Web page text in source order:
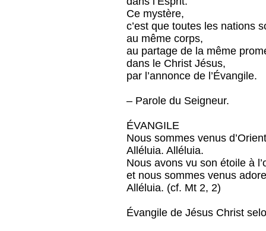
Ce mystère,
c’est que toutes les nations
au même corps,
au partage de la même
dans le Christ Jésus,
par l’annonce de l’Évangile.
– Parole du Seigneur.
ÉVANGILE
Nous sommes venus
Alléluia. Alléluia.
Nous avons vu son étoile à
et nous sommes venus
Alléluia. (cf. Mt 2, 2)
Évangile de Jésus Christ